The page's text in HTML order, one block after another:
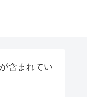
含まれてい